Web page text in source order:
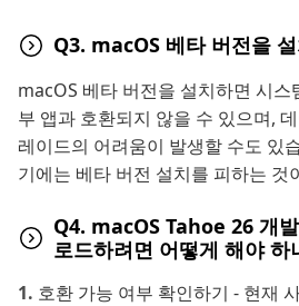
Q3. macOS 베타 버전을
macOS 베타 버전을 설치하면 시스
부 앱과 호환되지 않을 수 있으며,
레이드의 어려움이 발생할 수도 있
기에는 베타 버전 설치를 피하는 것
Q4. macOS Tahoe 26 개
로드하려면 어떻게 해야 하
호환 가능 여부 확인하기 - 현재